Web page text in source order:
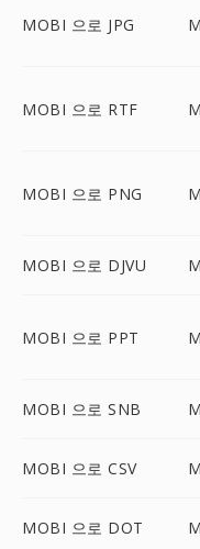
MOBI 으로 JPG
MOBI 으로 RTF
MOBI 으로 PNG
MOBI 으로 DJVU
MOBI 으로 PPT
MOBI 으로 SNB
MOBI 으로 CSV
MOBI 으로 DOT